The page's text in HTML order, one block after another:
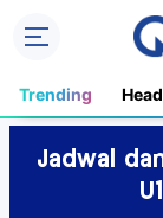
Trending
Jadwal